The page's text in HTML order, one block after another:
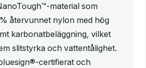
material som
återvunnet nylon med hög
karbonatbeläggning, vilket
slitstyrka och vattentålighet.
certifierat och